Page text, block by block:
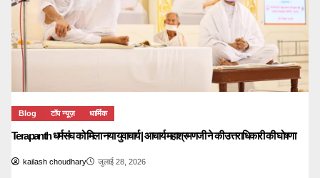
Blog टॉप न्यूज़ धार्मिक
Terapanth धर्मसंघ को मिला नया युवाचार्य | आचार्य महाश्रमणजी ने की उत्तराधिकारी की घोषणा
kailash choudhary जुलाई 28, 2026